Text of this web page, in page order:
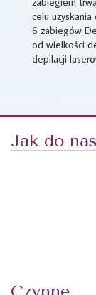
celu
6 zabiegów
od wielkości
depilacji
Jak do